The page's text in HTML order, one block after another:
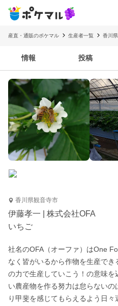
産直・通販のポケマル 生産者一覧 香川
情報 投稿
香川県観音寺市
伊藤孝一 | 株式会社OFA
いちご
社名のOFA（オーファ）はOne
なく皆がいるから作物を生産で
の力で生産していこう！の意味
い農産物を作る努力は怠らない
り甲斐を感じてもらえるよう日々